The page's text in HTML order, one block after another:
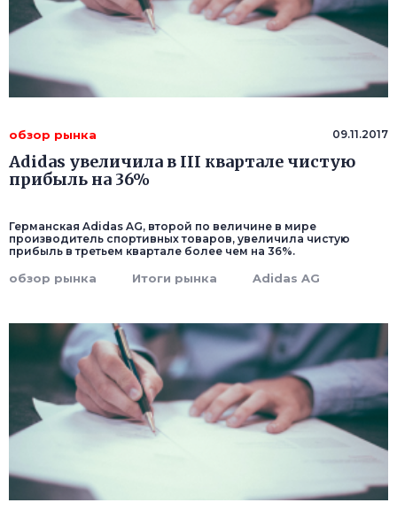
обзор рынка 09.11.2017
Adidas увеличила в III квартале чистую
прибыль на 36%
Германская Adidas AG, второй по величине в мире
производитель спортивных товаров, увеличила чистую
прибыль в третьем квартале более чем на 36%.
обзор рынка Итоги рынка Adidas AG